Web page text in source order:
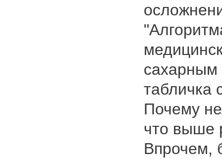
сахарным
табличка
Почему
что выше
Впрочем,